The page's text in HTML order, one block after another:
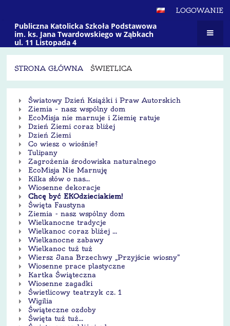
LOGOWANIE
Publiczna Katolicka Szkoła Podstawowa
im. ks. Jana Twardowskiego w Ząbkach
ul. 11 Listopada 4
STRONA GŁÓWNA ŚWIETLICA
Świetlica
Światowy Dzień Książki i Praw Autorskich
Ziemia – nasz wspólny dom
EcoMisja nie marnuje i Ziemię ratuje
Dzień Ziemi coraz bliżej
Dzień Ziemi
Co wiesz o wiośnie?
Tulipany
Zagrożenia środowiska naturalnego
EcoMisja Nie Marnuję
Kilka słów o nas...
Wiosenne dekoracje
Chcę być EKOdzieciakiem!
Święta Faustyna
Ziemia - nasz wspólny dom
Wielkanocne tradycje
Wielkanoc coraz bliżej ...
Wielkanocne zabawy
Wielkanoc tuż tuż
Wiersz Jana Brzechwy „Przyjście wiosny”
Wiosenne prace plastyczne
Kartka Świąteczna
Wiosenne zagadki
Świetlicowy teatrzyk cz. 1
Wigilia
Świąteczne ozdoby
Święta tuż tuż...